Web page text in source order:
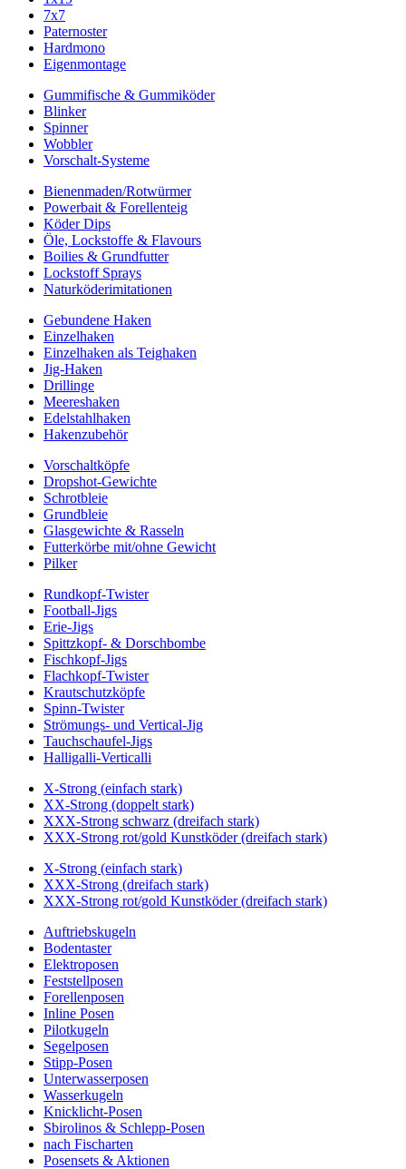
7x7
Paternoster
Hardmono
Eigenmontage
Gummifische & Gummiköder
Blinker
Spinner
Wobbler
Vorschalt-Systeme
Bienenmaden/Rotwürmer
Powerbait & Forellenteig
Köder Dips
Öle, Lockstoffe & Flavours
Boilies & Grundfutter
Lockstoff Sprays
Naturköderimitationen
Gebundene Haken
Einzelhaken
Einzelhaken als Teighaken
Jig-Haken
Drillinge
Meereshaken
Edelstahlhaken
Hakenzubehör
Vorschaltköpfe
Dropshot-Gewichte
Schrotbleie
Grundbleie
Glasgewichte & Rasseln
Futterkörbe mit/ohne Gewicht
Pilker
Rundkopf-Twister
Football-Jigs
Erie-Jigs
Spittzkopf- & Dorschbombe
Fischkopf-Jigs
Flachkopf-Twister
Krautschutzköpfe
Spinn-Twister
Strömungs- und Vertical-Jig
Tauchschaufel-Jigs
Halligalli-Verticalli
X-Strong (einfach stark)
XX-Strong (doppelt stark)
XXX-Strong schwarz (dreifach stark)
XXX-Strong rot/gold Kunstköder (dreifach stark)
X-Strong (einfach stark)
XXX-Strong (dreifach stark)
XXX-Strong rot/gold Kunstköder (dreifach stark)
Auftriebskugeln
Bodentaster
Elektroposen
Feststellposen
Forellenposen
Inline Posen
Pilotkugeln
Segelposen
Stipp-Posen
Unterwasserposen
Wasserkugeln
Knicklicht-Posen
Sbirolinos & Schlepp-Posen
nach Fischarten
Posensets & Aktionen